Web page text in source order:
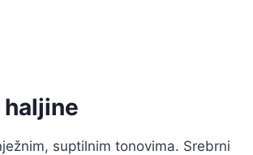
suptilnim tonovima. Srebrni